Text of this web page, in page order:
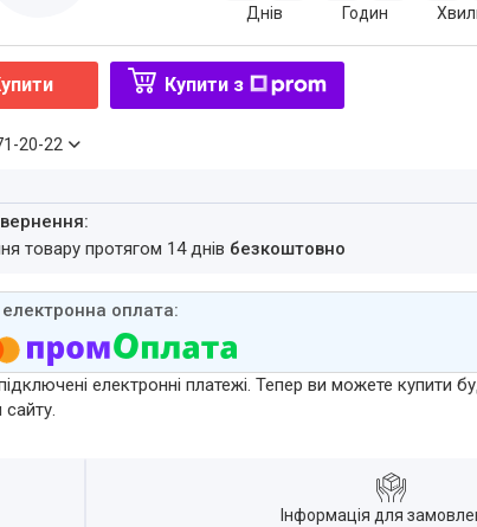
Днів Годин
Купити з
20-22
товару протягом 14 днів безкоштовно
електронні платежі. Тепер ви можете купити
Інформація для